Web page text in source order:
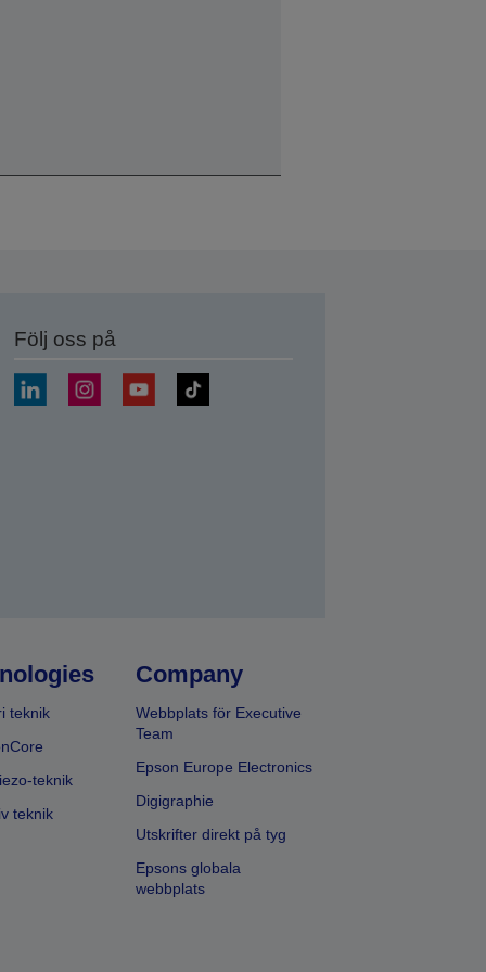
Följ oss på
teknik
teknik
teknik
Company
Webbplats för Executive
Team
Epson Europe Electronics
Digigraphie
Utskrifter direkt på tyg
Epsons globala
webbplats